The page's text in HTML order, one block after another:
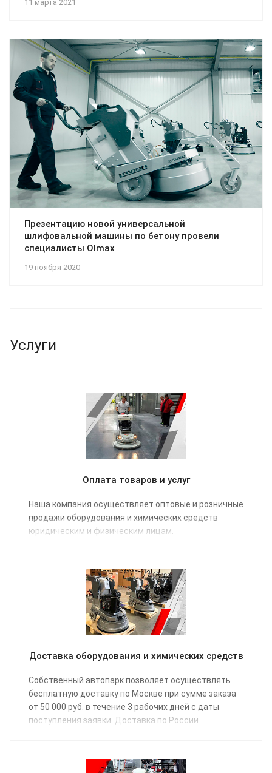
11 марта 2021
19 ноября 2020
Презентацию новой универсальной
шлифовальной машины по бетону провели
специалисты Olmax
Услуги
Оплата товаров и услуг
Наша компания осуществляет оптовые и розничные
продажи оборудования и химических средств
юридическим и физическим лицам.
Доставка оборудования и химических средств
Собственный автопарк позволяет осуществлять
бесплатную доставку по Москве при сумме заказа
от 50 000 руб. в течение 3 рабочих дней с даты
поступления заявки. Доставка по России